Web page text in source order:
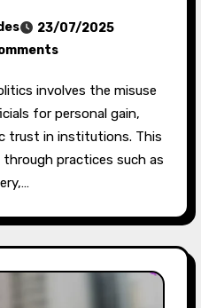
23/07/2025
for personal gain,
trust in institutions. This
practices such as